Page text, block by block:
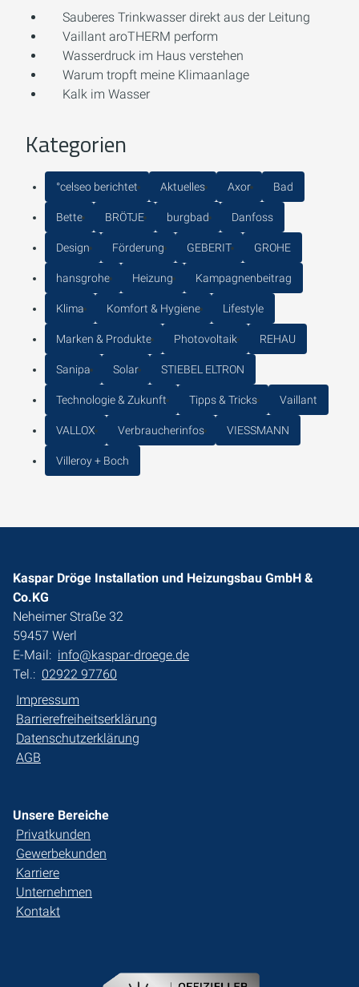
Sauberes Trinkwasser direkt aus der Leitung
Vaillant aroTHERM perform
Wasserdruck im Haus verstehen
Warum tropft meine Klimaanlage
Kalk im Wasser
Kategorien
°celseo berichtet Aktuelles Axor Bad
Bette BRÖTJE burgbad Danfoss
Design Förderung GEBERIT GROHE
hansgrohe Heizung Kampagnenbeitrag
Klima Komfort & Hygiene Lifestyle
Marken & Produkte Photovoltaik REHAU
Sanipa Solar STIEBEL ELTRON
Technologie & Zukunft Tipps & Tricks Vaillant
VALLOX Verbraucherinfos VIESSMANN
Villeroy + Boch
Kaspar Dröge Installation und Heizungsbau GmbH &
Co.KG
Neheimer Straße 32
59457 Werl
E-Mail: info@kaspar-droege.de
Tel.: 02922 97760
Impressum
Barrierefreiheitserklärung
Datenschutzerklärung
AGB
Unsere Bereiche
Privatkunden
Gewerbekunden
Karriere
Unternehmen
Kontakt